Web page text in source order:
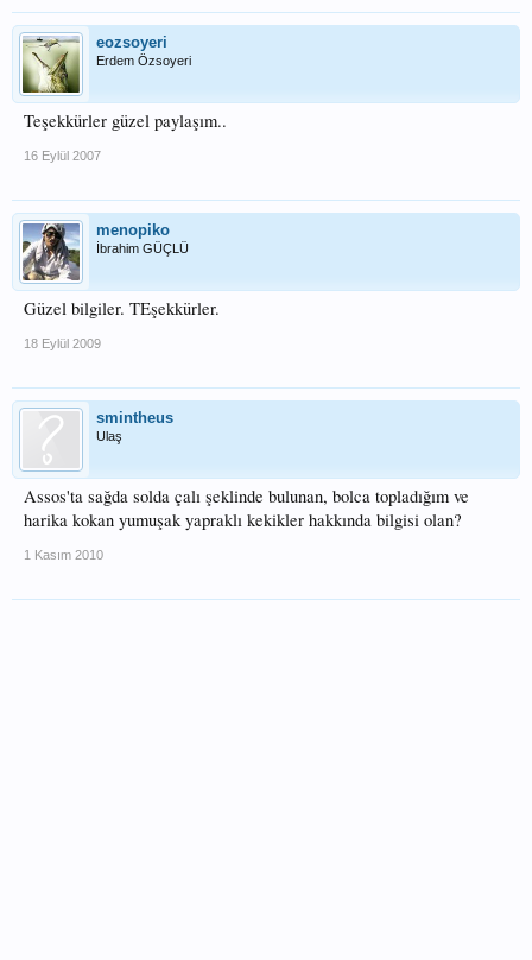
eozsoyeri
Erdem Özsoyeri
Teşekkürler güzel paylaşım..
16 Eylül 2007
menopiko
İbrahim GÜÇLÜ
Güzel bilgiler. TEşekkürler.
18 Eylül 2009
smintheus
Ulaş
Assos'ta sağda solda çalı şeklinde bulunan, bolca topladığım ve
harika kokan yumuşak yapraklı kekikler hakkında bilgisi olan?
1 Kasım 2010